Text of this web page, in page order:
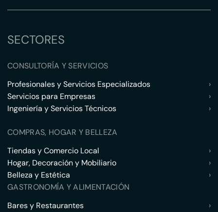
SECTORES
CONSULTORÍA Y SERVICIOS
Profesionales y Servicios Especializados
›
Servicios para Empresas
›
Ingeniería y Servicios Técnicos
›
COMPRAS, HOGAR Y BELLEZA
Tiendas y Comercio Local
›
Hogar, Decoración y Mobiliario
›
Belleza y Estética
›
GASTRONOMÍA Y ALIMENTACIÓN
Bares y Restaurantes
›